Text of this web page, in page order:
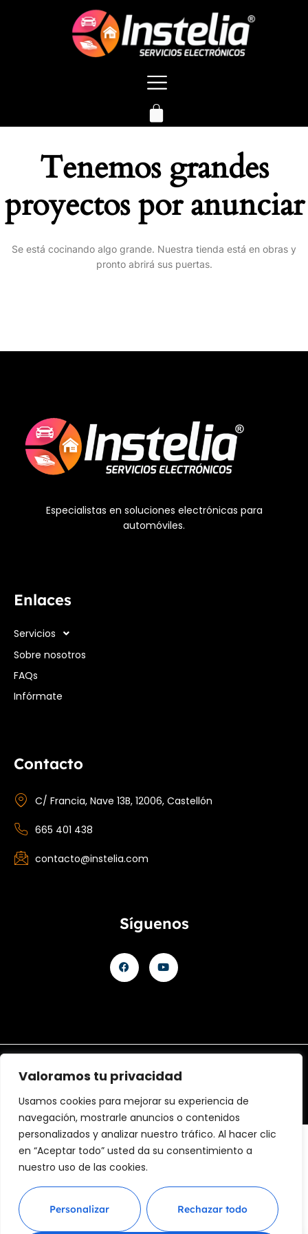
Valoramos tu privacidad
Usamos cookies para mejorar su experiencia de
navegación, mostrarle anuncios o contenidos
personalizados y analizar nuestro tráfico. Al hacer clic
en “Aceptar todo” usted da su consentimiento a
nuestro uso de las cookies.
Personalizar Rechazar todo
Tenemos grandes
proyectos por anunciar
Se está cocinando algo grande. Nuestra tienda está en obras y
pronto abrirá sus puertas.
Especialistas en soluciones electrónicas para
automóviles.
Enlaces
Servicios
Sobre nosotros
FAQs
Infórmate
Contacto
C/ Francia, Nave 13B, 12006, Castellón
665 401 438
contacto@instelia.com
Síguenos
Aviso legalPolítica de Privacidad
@ 2025 Diseñado byClicacs.comymariagonell.com
Financiado por la Unión Europea – NextGenerationEU
en el Programa KIT Digital. Plan de Recuperación,
Transformación y Resiliencia de España «Next
Generation EU». IMPORTE SUBVENCIONADO: 2000.00€